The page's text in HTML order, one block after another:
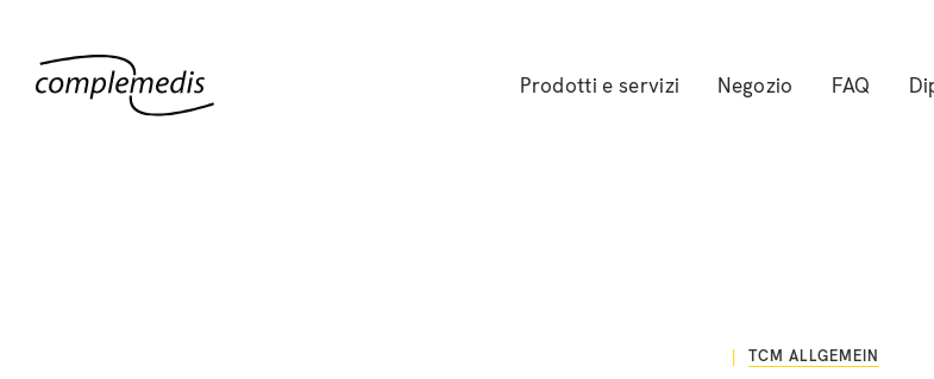
Prodotti e servizi Negozio FAQ
| TCM ALLGEMEIN